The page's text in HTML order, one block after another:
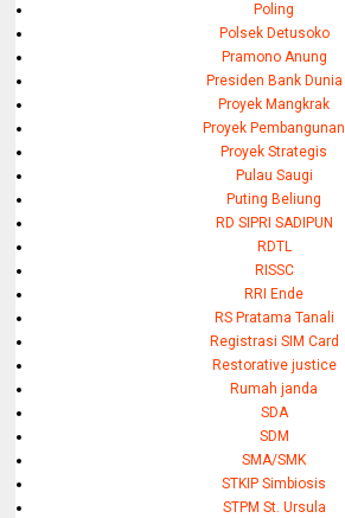
Poling
Polsek Detusoko
Pramono Anung
Presiden Bank Dunia
Proyek Mangkrak
Proyek Pembangunan
Proyek Strategis
Pulau Saugi
Puting Beliung
RD SIPRI SADIPUN
RDTL
RISSC
RRI Ende
RS Pratama Tanali
Registrasi SIM Card
Restorative justice
Rumah janda
SDA
SDM
SMA/SMK
STKIP Simbiosis
STPM St. Ursula